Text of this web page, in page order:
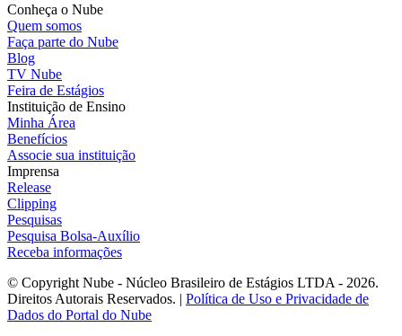
Conheça o Nube
Quem somos
Faça parte do Nube
Blog
TV Nube
Feira de Estágios
Instituição de Ensino
Minha Área
Benefícios
Associe sua instituição
Imprensa
Release
Clipping
Pesquisas
Pesquisa Bolsa-Auxílio
Receba informações
© Copyright Nube - Núcleo Brasileiro de Estágios LTDA - 2026.
Direitos Autorais Reservados. | Política de Uso e Privacidade de
Dados do Portal do Nube